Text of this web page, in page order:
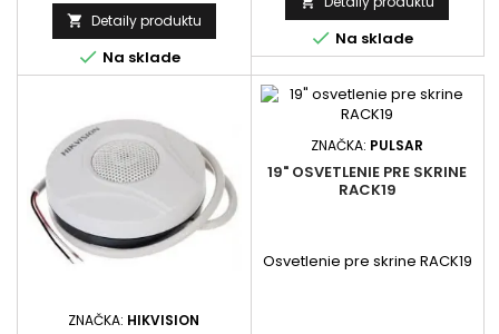
 Detaily produktu
 Na sklade
 Na sklade
ZNAČKA: HIKVISION
ZNAČKA: PULSAR
19" OSVETLENIE PRE SKRINE
RACK19
Osvetlenie pre skrine RACK19